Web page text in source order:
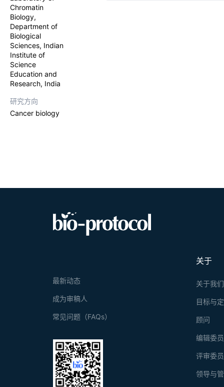
Chromatin
Biology,
Department of
Biological
Sciences, Indian
Institute of
Science
Education and
Research, India
研究方向
Cancer biology
关于
关于我们
目标与
顾问
编辑委
评审委
领导与
最新动态
成为审稿人
常见问题（FAQs）